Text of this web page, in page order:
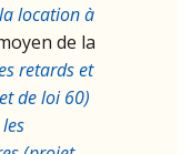
location à
de la
retards et
de loi 60)